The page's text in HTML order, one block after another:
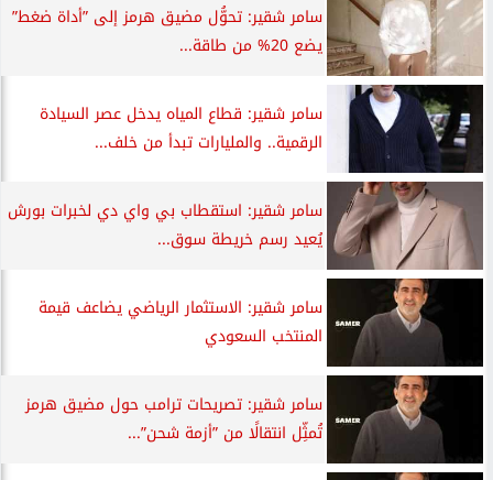
سامر شقير: تحوُّل مضيق هرمز إلى ”أداة ضغط”
يضع 20% من طاقة...
سامر شقير: قطاع المياه يدخل عصر السيادة
الرقمية.. والمليارات تبدأ من خلف...
سامر شقير: استقطاب بي واي دي لخبرات بورش
يُعيد رسم خريطة سوق...
سامر شقير: الاستثمار الرياضي يضاعف قيمة
المنتخب السعودي
سامر شقير: تصريحات ترامب حول مضيق هرمز
تُمثِّل انتقالًا من ”أزمة شحن”...